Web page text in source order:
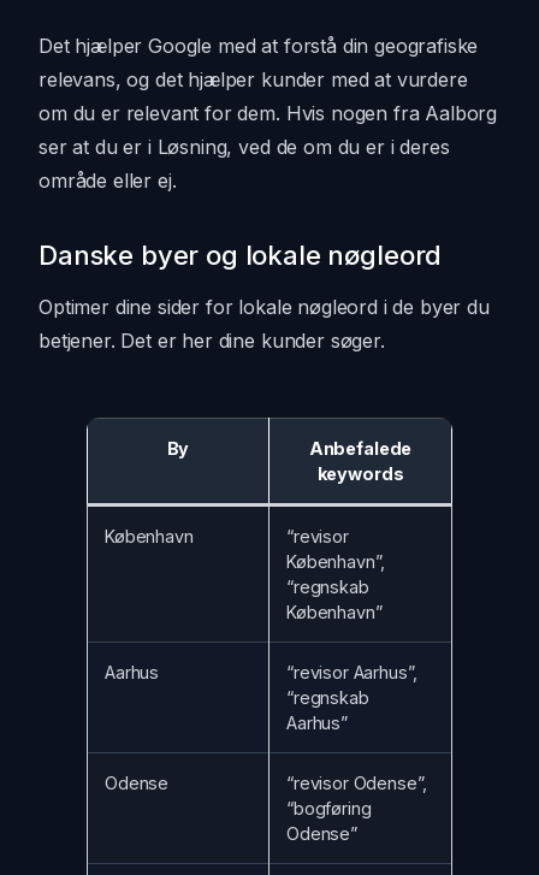
Det hjælper Google med at forstå din geografiske
relevans, og det hjælper kunder med at vurdere
om du er relevant for dem. Hvis nogen fra Aalborg
ser at du er i Løsning, ved de om du er i deres
område eller ej.
Danske byer og lokale nøgleord
Optimer dine sider for lokale nøgleord i de byer du
betjener. Det er her dine kunder søger.
By
Anbefalede
keywords
København
“revisor
København”,
“regnskab
København”
Aarhus
“revisor Aarhus”,
“regnskab
Aarhus”
Odense
“revisor Odense”,
“bogføring
Odense”